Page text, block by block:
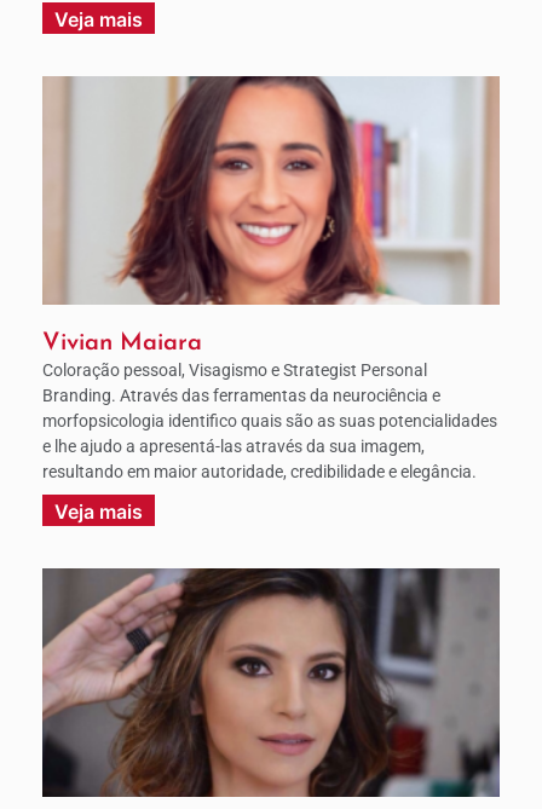
Veja mais
Vivian Maiara
Coloração pessoal, Visagismo e Strategist Personal
Branding. Através das ferramentas da neurociência e
morfopsicologia identifico quais são as suas potencialidades
e lhe ajudo a apresentá-las através da sua imagem,
resultando em maior autoridade, credibilidade e elegância.
Veja mais